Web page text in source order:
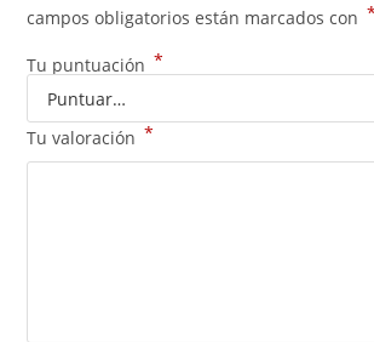
campos obligatorios están marcados con *
Tu puntuación *
Tu valoración *